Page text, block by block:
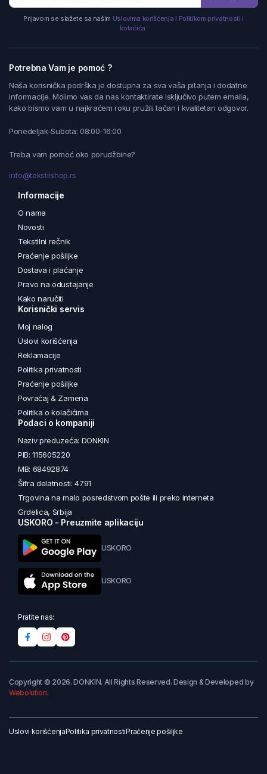
Prijavom se slažete sa našim Uslovima korišćenja i Politikom privatnosti i
kolačića.
Potrebna Vam je pomoć ?
Naša korisnička podrška je dostupna za sva vaša pitanja i dodatne
informacije. Molimo vas da nas kontaktirate isključivo putem emaila,
kako bismo vam u najkraćem roku pružili tačan i kvalitetan odgovor.
Ponedeljak-Subota: 08:00-16:00
Treba vam pomoć oko porudžbine?
info@tekstilshop.rs
Informacije
O nama
Novosti
Tekstilni rečnik
Praćenje pošiljke
Dostava i plaćanje
Pravo na odustajanje
Kako naručiti
Korisnički servis
Moj nalog
Uslovi korišćenja
Reklamacije
Politika privatnosti
Praćenje pošiljke
Povraćaj & Zamena
Politika o kolačićima
Podaci o kompaniji
Naziv preduzeća: DONKIN
PIB: 115605220
MB: 68492874
Šifra delatnosti: 4791
Trgovina na malo posredstvom pošte ili preko interneta
Grdelica, Srbija
USKORO - Preuzmite aplikaciju
USKORO
USKORO
Pratite nas:
Copyright © 2026. DONKIN. All Rights Reserved. Design & Developed by
Webolution.
Uslovi korišćenjaPolitika privatnostiPraćenje pošiljke